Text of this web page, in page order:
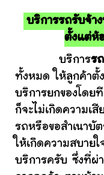
บริการรถรับจ้า
ตั้งแต่ห้
บริการร
ทั้งหมด ให้ลูกค้าตั้
บริการยกของโดย
ก็จะไม่เกิดความเ
รถหรือขอสำเนาบั
ให้เกิดความสบาย
บริการครับ ซึ่งที่ผ่า